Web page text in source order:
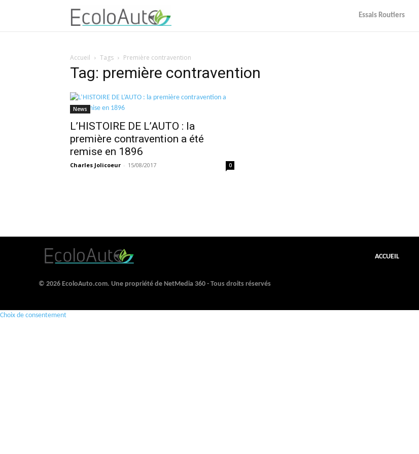
Essais Routiers
Accueil Tags Première contravention
Tag: première contravention
News
L’HISTOIRE DE L’AUTO : la
première contravention a été
remise en 1896
Charles Jolicoeur - 15/08/2017 0
ACCUEIL
© 2026 EcoloAuto.com. Une propriété de NetMedia 360 - Tous droits réservés
Choix de consentement